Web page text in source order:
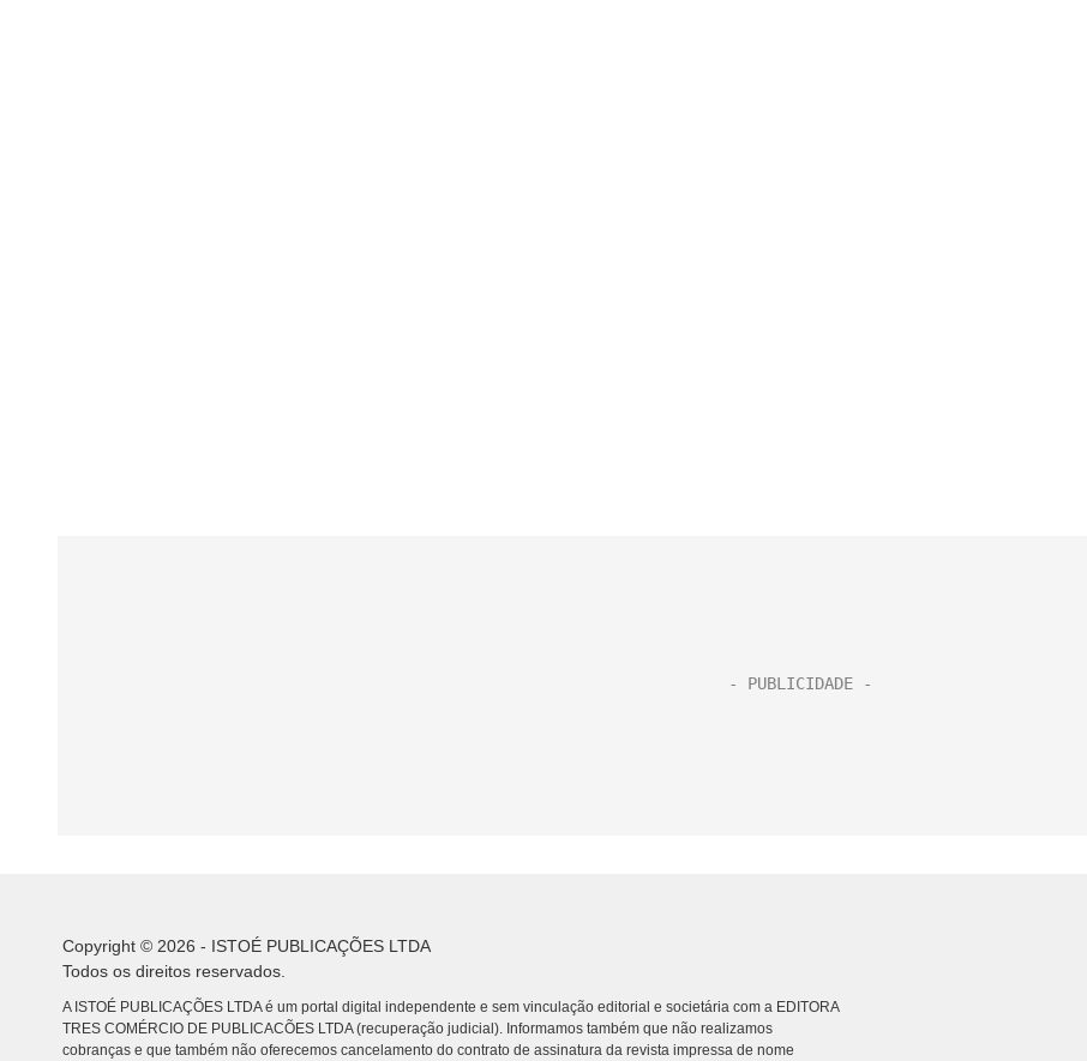
Copyright © 2026 - ISTOÉ PUBLICAÇÕES LTDA
Todos os direitos reservados.
A ISTOÉ PUBLICAÇÕES LTDA é um portal digital independente e sem vinculação editorial e societária com a EDITORA
TRES COMÉRCIO DE PUBLICACÕES LTDA (recuperação judicial). Informamos também que não realizamos
cobranças e que também não oferecemos cancelamento do contrato de assinatura da revista impressa de nome